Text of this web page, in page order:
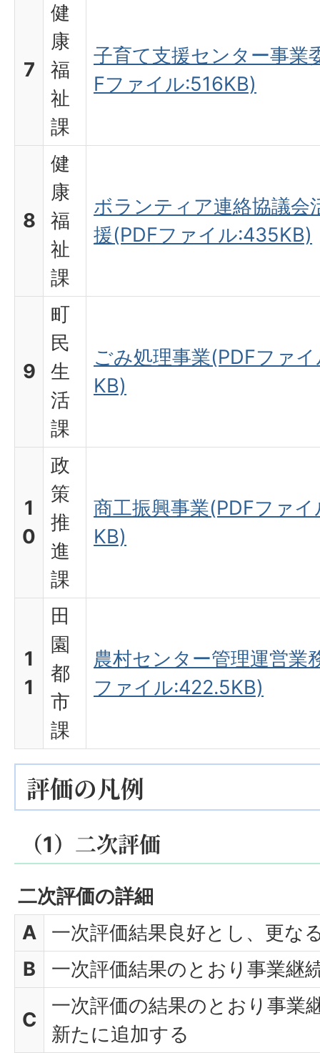
7
健
康
福
祉
課
子育て支援センター事業
Fファイル:516KB)
8
健
康
福
祉
課
ボランティア連絡協議会
援(PDFファイル:435KB)
9
町
民
生
活
課
ごみ処理事業(PDFファイ
KB)
1
0
政
策
推
進
課
商工振興事業(PDFファ
KB)
1
1
田
園
都
市
課
農村センター管理運営業
ファイル:422.5KB)
評価の凡例
（1）二次評価
二次評価の詳細
A
一次評価結果良好とし、更な
B
一次評価結果のとおり事業継
C
一次評価の結果のとおり事業
新たに追加する